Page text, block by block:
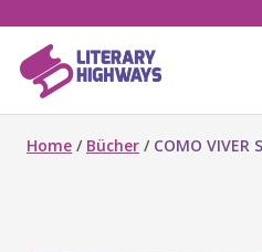
Home / Bücher / COMO VIVER